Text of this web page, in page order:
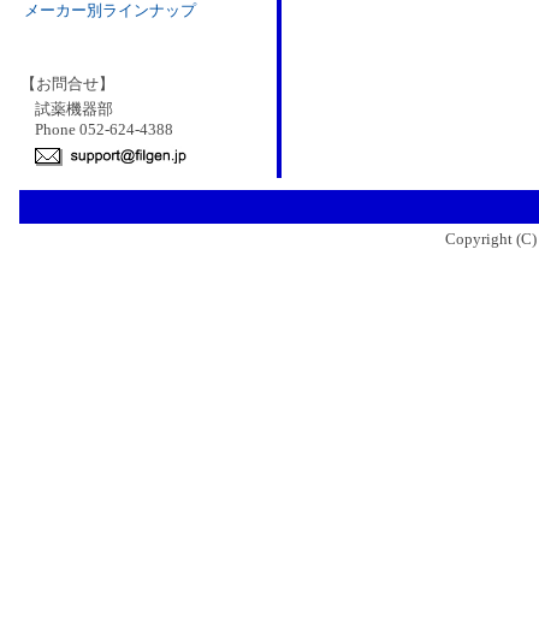
メーカー別ラインナップ
【お問合せ】
試薬機器部
Phone 052-624-4388
Copyright